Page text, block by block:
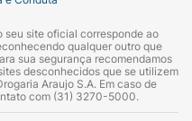
aderentes
danos ao
seu site oficial corresponde ao
qualquer outro que
sua segurança recomendamos
desconhecidos que se utilizem
Araujo S.A. Em caso de
com (31) 3270-5000.